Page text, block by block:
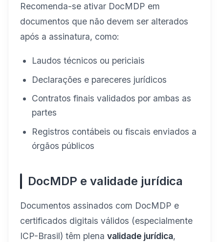
Recomenda-se ativar DocMDP em
documentos que não devem ser alterados
após a assinatura, como:
Laudos técnicos ou periciais
Declarações e pareceres jurídicos
Contratos finais validados por ambas as
partes
Registros contábeis ou fiscais enviados a
órgãos públicos
DocMDP e validade jurídica
Documentos assinados com DocMDP e
certificados digitais válidos (especialmente
ICP-Brasil) têm plena validade jurídica,